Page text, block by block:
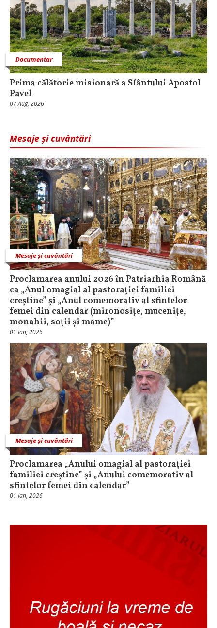
Documentar
Prima călătorie misionară a Sfântului Apostol
Pavel
07 Aug, 2026
Mesaje și cuvântări
Mesaje și cuvântări
Proclamarea anului 2026 în Patriarhia Română
ca „Anul omagial al pastorației familiei
creștine” și „Anul comemorativ al sfintelor
femei din calendar (mironosițe, mucenițe,
monahii, soții și mame)”
01 Ian, 2026
Mesaje și cuvântări
Proclamarea „Anului omagial al pastorației
familiei creștine” și „Anului comemorativ al
sfintelor femei din calendar”
01 Ian, 2026